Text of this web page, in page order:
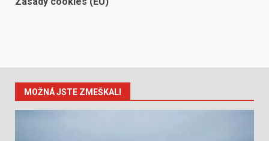
MOŽNÁ JSTE ZMEŠKALI